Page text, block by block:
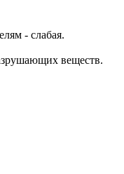
- слабая.
веществ.